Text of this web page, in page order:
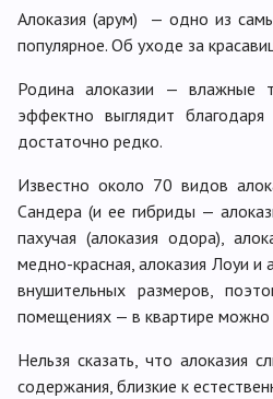
Алоказия (арум) — одно из
популярное. Об уходе за
Родина алоказии — влажные
эффектно выглядит
достаточно редко.
Известно около 70 видов
Сандера (и ее гибриды —
пахучая (алоказия одора),
медно-красная, алоказия Лоуи и
внушительных размеров,
помещениях — в квартире
Нельзя сказать, что алоказия
содержания, близкие к